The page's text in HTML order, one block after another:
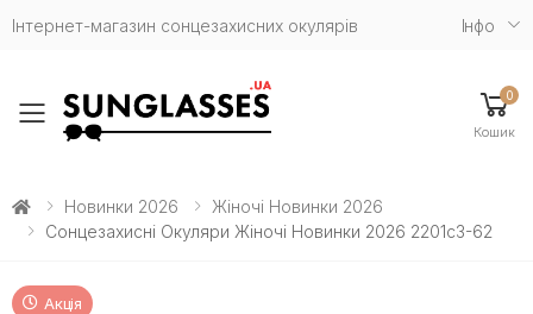
Інтернет-магазин сонцезахисних окулярів Iнфо
Toggle mobile menu
0
Кошик
Новинки 2026
Жіночі Новинки 2026
Сонцезахисні Окуляри Жіночі Новинки 2026 2201c3-62
Акція